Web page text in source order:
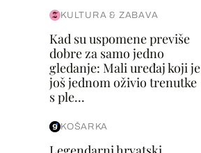
KULTURA & ZABAVA
Kad su uspomene previše
dobre za samo jedno
gledanje: Mali uređaj koji je
još jednom oživio trenutke
s ple...
KOŠARKA